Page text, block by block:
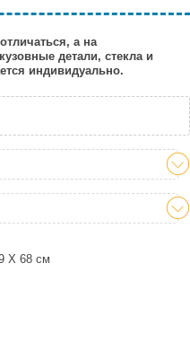
а на
детали, стекла и
индивидуально.
X 68 см